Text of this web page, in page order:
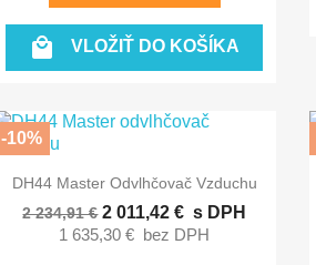
 VLOŽIŤ DO KOŠÍKA
Rýchly náhľad
DH44 Master Odvlhčovač Vzduchu
2 234,91 € 2 011,42 € s DPH
1 635,30 € bez DPH
-10%